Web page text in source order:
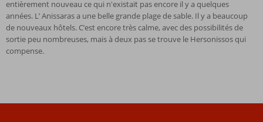
entièrement nouveau ce qui n'existait pas encore il y a quelques
années. L’ Anissaras a une belle grande plage de sable. Il y a beaucoup
de nouveaux hôtels. C’est encore très calme, avec des possibilités de
sortie peu nombreuses, mais à deux pas se trouve le Hersonissos qui
compense.